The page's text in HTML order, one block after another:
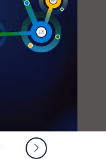
Storm-1152 dan tindakan